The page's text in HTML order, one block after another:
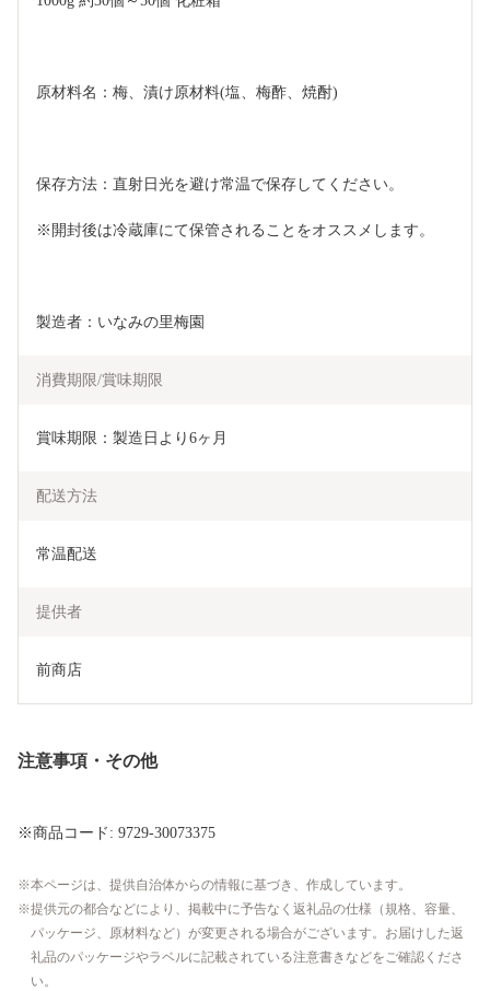
原材料名：梅、漬け原材料(塩、梅酢、焼酎)
保存方法：直射日光を避け常温で保存してください。
※開封後は冷蔵庫にて保管されることをオススメします。
製造者：いなみの里梅園
消費期限/賞味期限
賞味期限：製造日より6ヶ月
配送方法
常温配送
提供者
前商店
注意事項・その他
※商品コード: 9729-30073375
本ページは、提供自治体からの情報に基づき、作成しています。
提供元の都合などにより、掲載中に予告なく返礼品の仕様（規格、容量、
パッケージ、原材料など）が変更される場合がございます。お届けした返
礼品のパッケージやラベルに記載されている注意書きなどをご確認くださ
い。